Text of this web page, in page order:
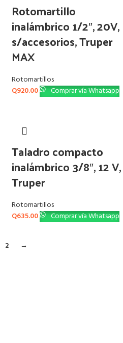
Rotomartillo
inalámbrico 1/2″, 20V,
s/accesorios, Truper
MAX
Rotomartillos
Q920.00 Comprar vía Whatsapp
Taladro compacto
inalámbrico 3/8″, 12 V,
Truper
Rotomartillos
Q635.00 Comprar vía Whatsapp
2 →